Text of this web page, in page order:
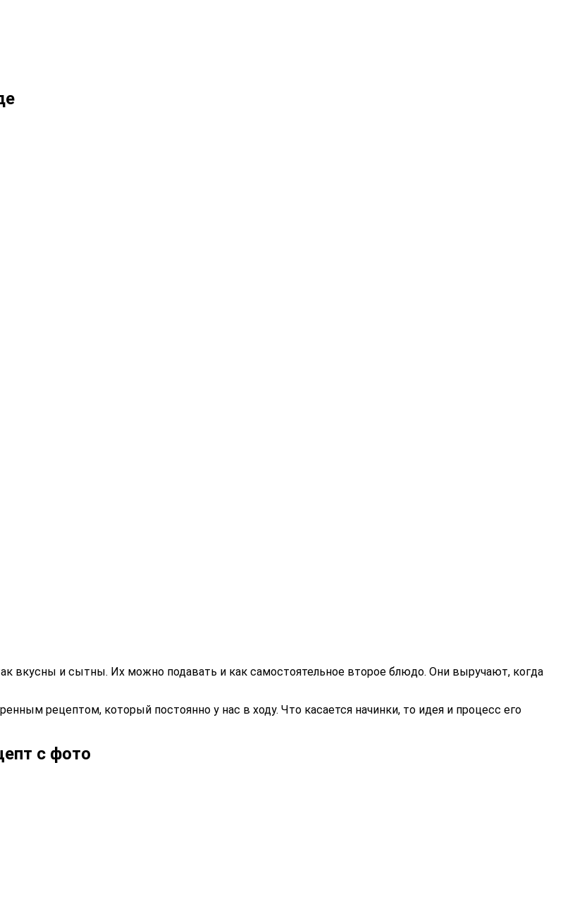
вкусны и сытны. Их можно подавать и как самостоятельное второе блюдо. Они выручают, когда
рецептом, который постоянно у нас в ходу. Что касается начинки, то идея и процесс его
с фото